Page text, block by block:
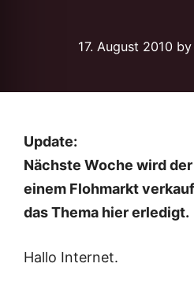
17. August 2010by
Update:
Nächste Woche wird
einem Flohmarkt
das Thema hier erledigt.
Hallo Internet.